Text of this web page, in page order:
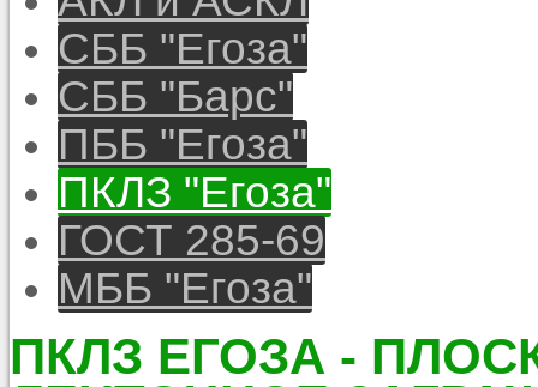
СББ "Егоза"
СББ "Барс"
ПББ "Егоза"
ПКЛЗ "Егоза"
ГОСТ 285-69
МББ "Егоза"
ПКЛЗ ЕГОЗА -